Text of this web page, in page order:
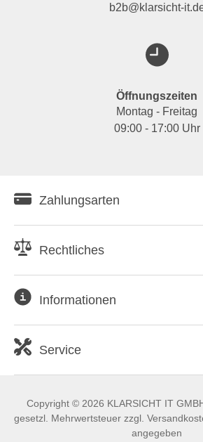
b2b@klarsicht-
Öffnungszeiten
Montag - Freitag
09:00 - 17:00 Uhr
Zahlungsarten
Rechtliches
Informationen
Service
Copyright © 2026 KLARSICHT IT
gesetzl. Mehrwertsteuer zzgl.
angegeben